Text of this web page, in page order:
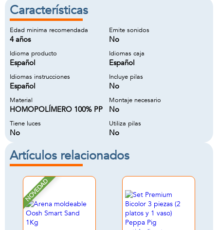
Características
Edad minima recomendada
4 años
Emite sonidos
No
Idioma producto
Español
Idiomas caja
Español
Idiomas instrucciones
Español
Incluye pilas
No
Material
HOMOPOLÍMERO 100% PP
Montaje necesario
No
Tiene luces
No
Utiliza pilas
No
Artículos relacionados
NOVEDAD